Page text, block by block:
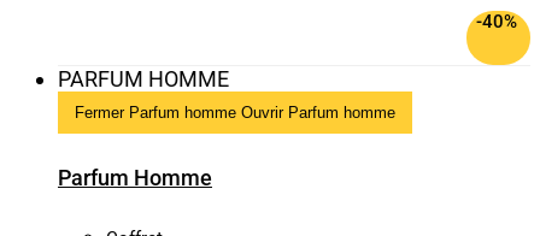
-40%
PARFUM HOMME
Fermer Parfum homme Ouvrir Parfum homme
Parfum Homme